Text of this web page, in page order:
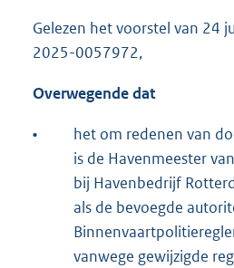
Gelezen het voorstel van 24
2025-0057972,
Overwegende dat
•
het om redenen van
is de Havenmeester
bij Havenbedrijf
als de bevoegde
vanwege gewijzigde